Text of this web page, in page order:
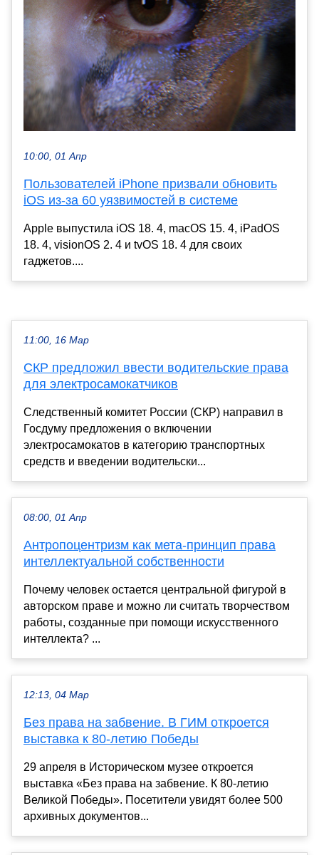
10:00, 01 Апр
Пользователей iPhone призвали обновить
iOS из-за 60 уязвимостей в системе
Apple выпустила iOS 18. 4, macOS 15. 4, iPadOS
18. 4, visionOS 2. 4 и tvOS 18. 4 для своих
гаджетов....
11:00, 16 Мар
СКР предложил ввести водительские права
для электросамокатчиков
Следственный комитет России (СКР) направил в
Госдуму предложения о включении
электросамокатов в категорию транспортных
средств и введении водительски...
08:00, 01 Апр
Антропоцентризм как мета-принцип права
интеллектуальной собственности
Почему человек остается центральной фигурой в
авторском праве и можно ли считать творчеством
работы, созданные при помощи искусственного
интеллекта? ...
12:13, 04 Мар
Без права на забвение. В ГИМ откроется
выставка к 80-летию Победы
29 апреля в Историческом музее откроется
выставка «Без права на забвение. К 80-летию
Великой Победы». Посетители увидят более 500
архивных документов...